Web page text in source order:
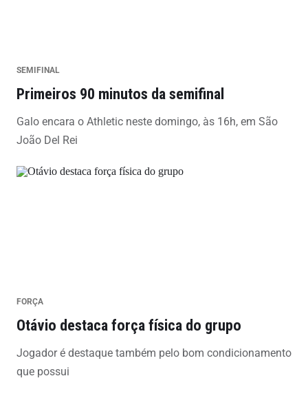
SEMIFINAL
Primeiros 90 minutos da semifinal
Galo encara o Athletic neste domingo, às 16h, em São
João Del Rei
FORÇA
Otávio destaca força física do grupo
Jogador é destaque também pelo bom condicionamento
que possui